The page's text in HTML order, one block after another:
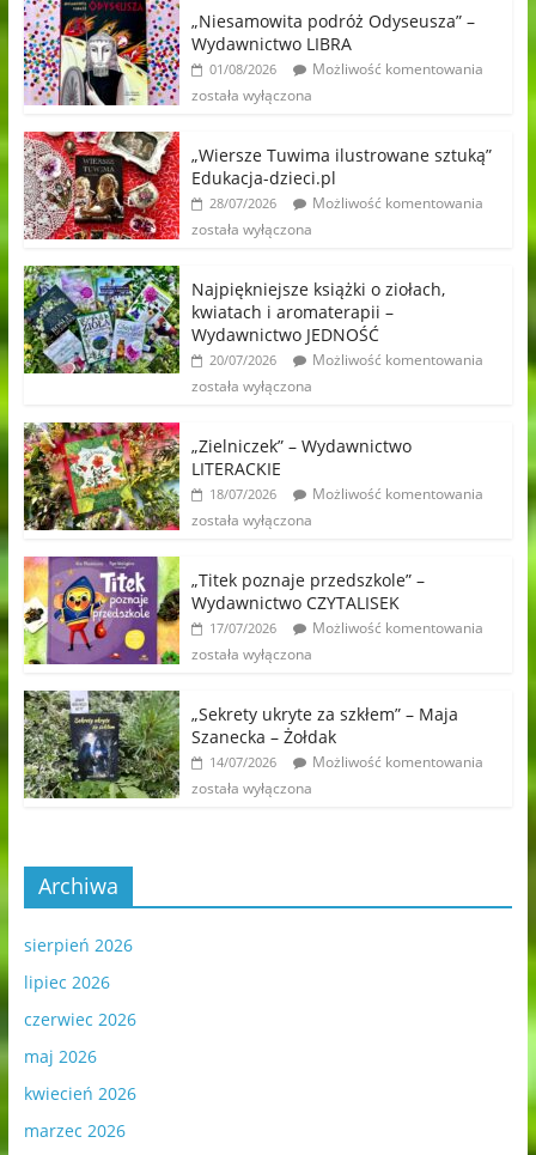
„Niesamowita podróż Odyseusza” –
Wydawnictwo LIBRA
01/08/2026
Możliwość komentowania
została wyłączona
„Wiersze Tuwima ilustrowane sztuką”
Edukacja-dzieci.pl
28/07/2026
Możliwość komentowania
została wyłączona
Najpiękniejsze książki o ziołach,
kwiatach i aromaterapii –
Wydawnictwo JEDNOŚĆ
20/07/2026
Możliwość komentowania
została wyłączona
„Zielniczek” – Wydawnictwo
LITERACKIE
18/07/2026
Możliwość komentowania
została wyłączona
„Titek poznaje przedszkole” –
Wydawnictwo CZYTALISEK
17/07/2026
Możliwość komentowania
została wyłączona
„Sekrety ukryte za szkłem” – Maja
Szanecka – Żołdak
14/07/2026
Możliwość komentowania
została wyłączona
Archiwa
sierpień 2026
lipiec 2026
czerwiec 2026
maj 2026
kwiecień 2026
marzec 2026